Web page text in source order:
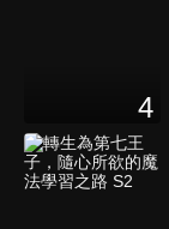
4